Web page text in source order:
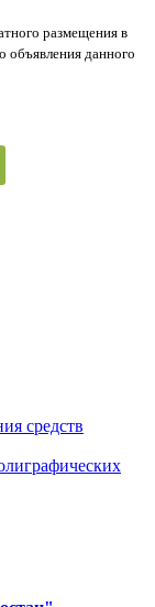
размещения в
объявления данного
средств